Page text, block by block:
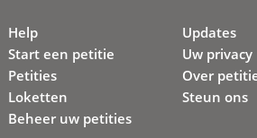
Help
Start een petitie
Petities
Loketten
Beheer uw petities
Updates
Uw privacy
Over
Steun ons